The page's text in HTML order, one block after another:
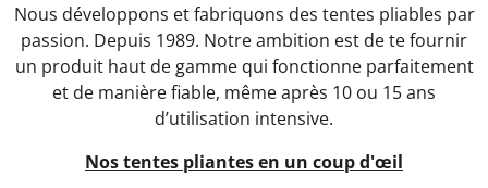
Nous développons et fabriquons des tentes pliables par
passion. Depuis 1989. Notre ambition est de te fournir
un produit haut de gamme qui fonctionne parfaitement
et de manière fiable, même après 10 ou 15 ans
d’utilisation intensive.
Nos tentes pliantes en un coup d'œil